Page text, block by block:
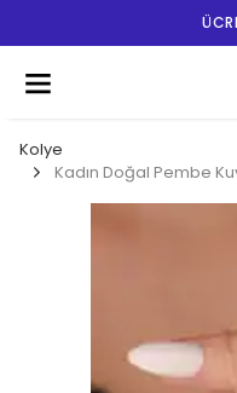
Kolye
Kadın Doğal Pembe